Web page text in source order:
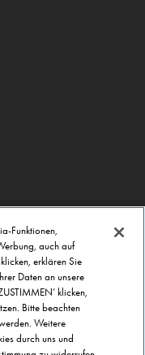
Funktionen,
auch auf
erklären Sie
Daten an unsere
klicken,
Bitte beachten
Weitere
durch uns und